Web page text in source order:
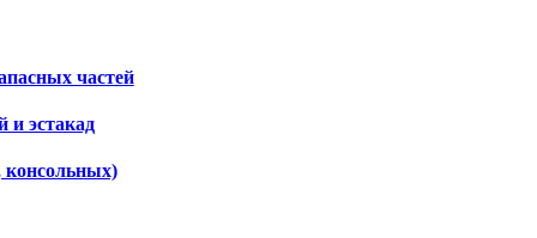
частей
и эстакад
консольных)